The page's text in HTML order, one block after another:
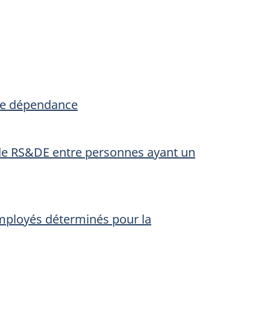
dépendance
RS&DE entre personnes ayant un
déterminés pour la